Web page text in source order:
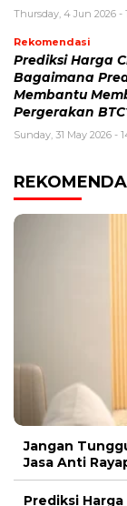
Thursday, 4 Jun 2026 -
Rekomendasi
Prediksi Harga
Bagaimana
Membantu
Pergerakan
Sunday, 31 May 2026 -
Jangan
Jasa Anti
Prediksi